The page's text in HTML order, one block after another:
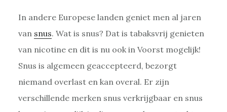
In andere Europese landen geniet men al jaren
van snus. Wat is snus? Dat is tabaksvrij genieten
van nicotine en dit is nu ook in Voorst mogelijk!
Snus is algemeen geaccepteerd, bezorgt
niemand overlast en kan overal. Er zijn
verschillende merken snus verkrijgbaar en snus